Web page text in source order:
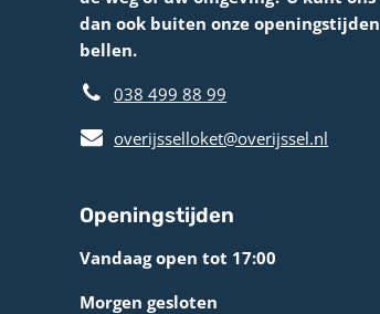
dan ook buiten onze openingstijden
bellen.
038 499 88 99
overijsselloket@overijssel.nl
Openingstijden
Vandaag open tot 17:00
Morgen gesloten